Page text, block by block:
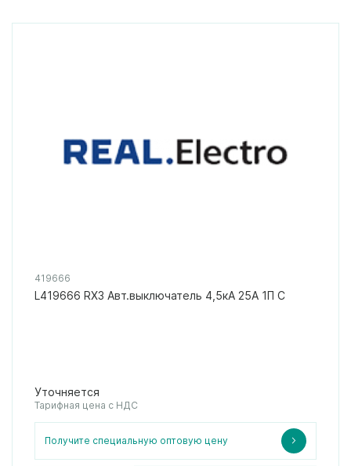
419666
L419666 RX3 Авт.выключатель 4,5кА 25А 1П C
Уточняется
Тарифная цена с НДС
Получите специальную оптовую цену